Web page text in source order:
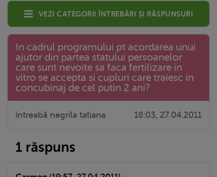
Vezi categorii întrebări și răspunsuri
In cadrul programului pt acordarea unui
ajutor din partea statului persoanelor
care sunt nevoite sa faca fertilizare in
vitro se accepta si cupluri care traiesc in
concubinaj de cel putin 2 ani?
întreabă negrila tatiana 18:03, 27.04.2011
1 răspuns